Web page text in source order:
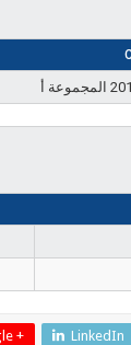
+ LinkedIn